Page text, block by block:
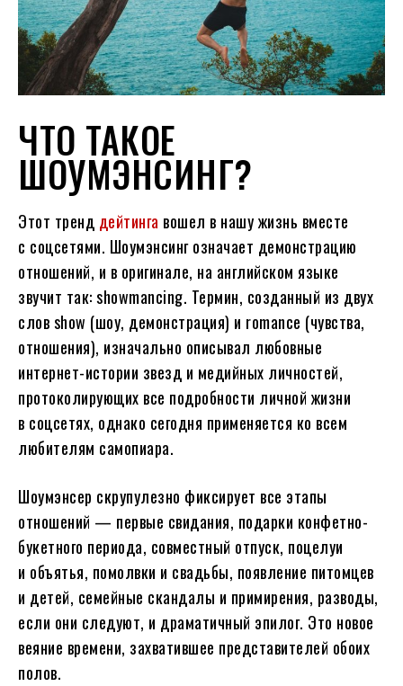
ЧТО ТАКОЕ
ШОУМЭНСИНГ?
Этот тренд дейтинга вошел в нашу жизнь вместе
с соцсетями. Шоумэнсинг означает демонстрацию
отношений, и в оригинале, на английском языке
звучит так: showmancing. Термин, созданный из двух
слов show (шоу, демонстрация) и romance (чувства,
отношения), изначально описывал любовные
интернет-истории звезд и медийных личностей,
протоколирующих все подробности личной жизни
в соцсетях, однако сегодня применяется ко всем
любителям самопиара.
Шоумэнсер скрупулезно фиксирует все этапы
отношений — первые свидания, подарки конфетно-
букетного периода, совместный отпуск, поцелуи
и объятья, помолвки и свадьбы, появление питомцев
и детей, семейные скандалы и примирения, разводы,
если они следуют, и драматичный эпилог. Это новое
веяние времени, захватившее представителей обоих
полов.